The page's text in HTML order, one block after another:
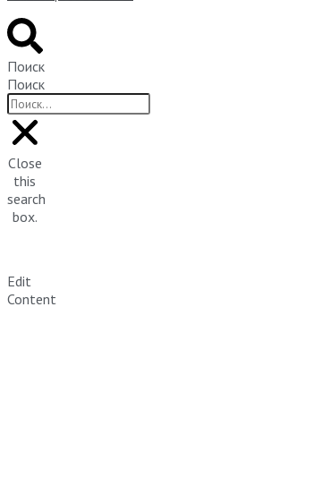
Поиск
Поиск
Close
this
search
box.
Edit
Content